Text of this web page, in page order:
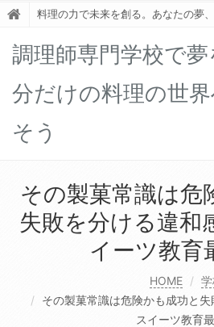
料理の力で未来を創る。あなたの夢
調理師専門学校で夢
分だけの料理の世
そう
その製菓常識は危
失敗を分ける違和
イーツ教育
HOME
その製菓常識は危険かも成功と
スイーツ教育